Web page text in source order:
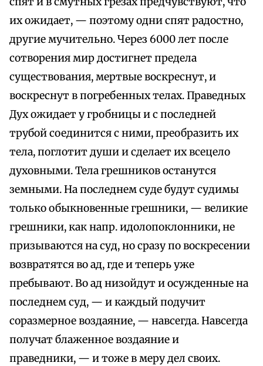
их ожидает, — поэтому одни спят радостно,
другие мучительно. Через 6000 лет после
сотворения мир достигнет предела
существования, мертвые воскреснут, и
воскреснут в погребенных телах. Праведных
Дух ожидает у гробницы и с последней
трубой соединится с ними, преобразить их
тела, поглотит души и сделает их всецело
духовными. Тела грешников останутся
земными. На последнем суде будут судимы
только обыкновенные грешники, — великие
грешники, как напр. идолопоклонники, не
призываются на суд, но сразу по воскресении
возвратятся во ад, где и теперь уже
пребывают. Во ад низойдут и осужденные на
последнем суд, — и каждый подучит
соразмерное воздаяние, — навсегда. Навсегда
получат блаженное воздаяние и
праведники, — и тоже в меру дел своих.